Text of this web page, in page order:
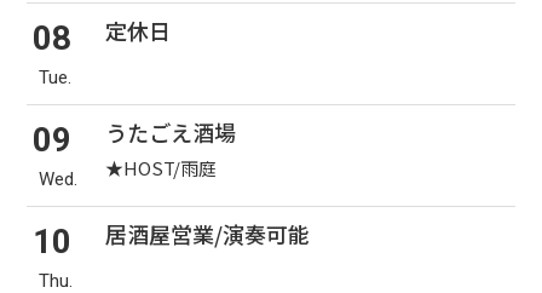
08
Tue.
定休日
09
Wed.
うたごえ酒場
★HOST/雨庭
10
Thu.
居酒屋営業/演奏可能